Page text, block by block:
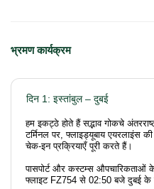
भ्रमण कार्यक्रम
दिन 1: इस्तांबुल – दुबई
हम इकट्ठे होते हैं सद्भाव गोकचे
टर्मिनल पर, फ्लाइड्यूबाय एयरलाइंस
चेक-इन प्रक्रियाएँ पूरी करते हैं।
पासपोर्ट और कस्टम्स औपचारिकताओं
फ्लाइट FZ754 से 02:50 बजे दुबई के